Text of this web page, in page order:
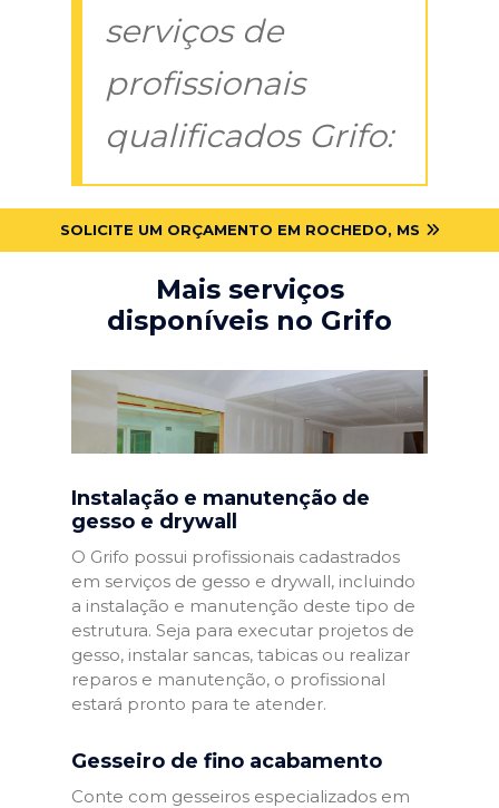
serviços de
profissionais
qualificados Grifo:
SOLICITE UM ORÇAMENTO EM ROCHEDO, MS
Mais serviços
disponíveis no Grifo
Instalação e manutenção de
gesso e drywall
O Grifo possui profissionais cadastrados
em serviços de gesso e drywall, incluindo
a instalação e manutenção deste tipo de
estrutura. Seja para executar projetos de
gesso, instalar sancas, tabicas ou realizar
reparos e manutenção, o profissional
estará pronto para te atender.
Gesseiro de fino acabamento
Conte com gesseiros especializados em